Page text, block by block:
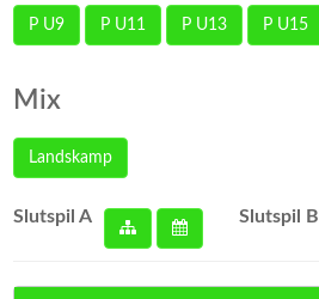
P U9 P U11 P U13 P U15
Mix
Landskamp
Slutspil A Slutspil B